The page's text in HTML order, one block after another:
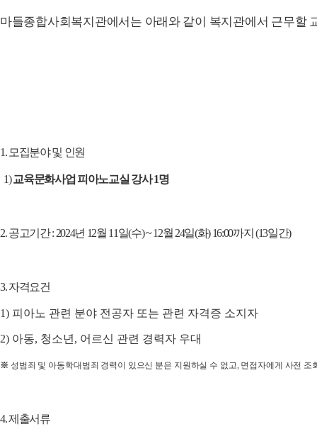
마들종합사회복지관에서는 아래와 같이 복지관에서 근무할
1.모집분야 및 인원
1)교육문화사업 피아노교실 강사1명
2.공고기간: 2024년 12월 11일(수)~ 12월 24일(화) 16:00까지(13일간)
3.자격요건
1) 피아노 관련 분야 전공자 또는 관련 자격증 소지자
2) 아동, 청소년, 어르신 관련 경력자 우대
※ 성범죄 및 아동학대범죄 경력이 있으신 분은 지원하실 수 없고, 면접자에게 사전 조
4.제출서류